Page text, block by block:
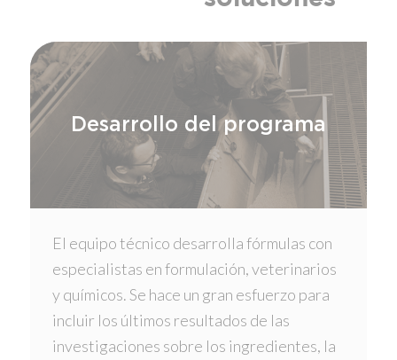
Desarrollo del programa
El equipo técnico desarrolla fórmulas con
especialistas en formulación, veterinarios
y químicos. Se hace un gran esfuerzo para
incluir los últimos resultados de las
investigaciones sobre los ingredientes, la